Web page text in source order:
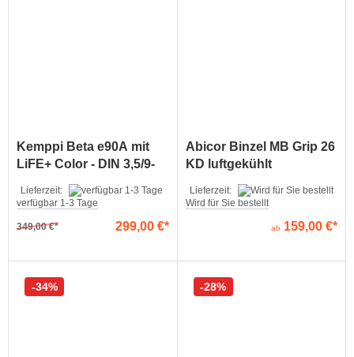
Kemppi Beta e90A mit
LiFE+ Color - DIN 3,5/9-
Lieferzeit:
verfügbar 1-3 Tage
349,00 € 299,00 €
Abicor Binzel MB Grip 26
KD luftgekühlt
Lieferzeit:
Wird für Sie bestellt
ab 159,00 €
34% 28%